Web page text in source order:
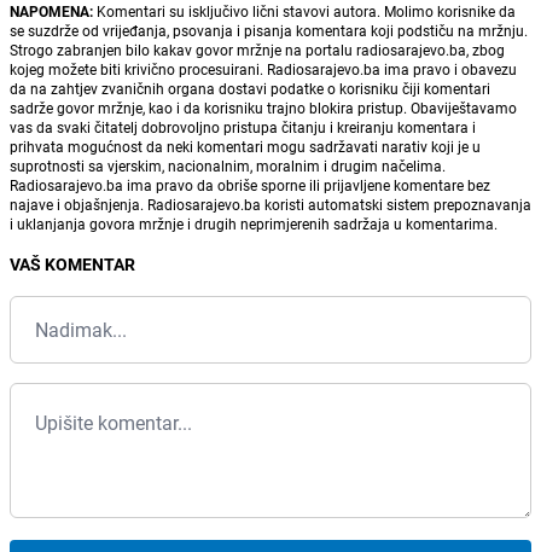
NAPOMENA: Komentari su isključivo lični stavovi autora. Molimo korisnike da
se suzdrže od vrijeđanja, psovanja i pisanja komentara koji podstiču na mržnju.
Strogo zabranjen bilo kakav govor mržnje na portalu radiosarajevo.ba, zbog
kojeg možete biti krivično procesuirani. Radiosarajevo.ba ima pravo i obavezu
da na zahtjev zvaničnih organa dostavi podatke o korisniku čiji komentari
sadrže govor mržnje, kao i da korisniku trajno blokira pristup. Obaviještavamo
vas da svaki čitatelj dobrovoljno pristupa čitanju i kreiranju komentara i
prihvata mogućnost da neki komentari mogu sadržavati narativ koji je u
suprotnosti sa vjerskim, nacionalnim, moralnim i drugim načelima.
Radiosarajevo.ba ima pravo da obriše sporne ili prijavljene komentare bez
najave i objašnjenja. Radiosarajevo.ba koristi automatski sistem prepoznavanja
i uklanjanja govora mržnje i drugih neprimjerenih sadržaja u komentarima.
VAŠ KOMENTAR